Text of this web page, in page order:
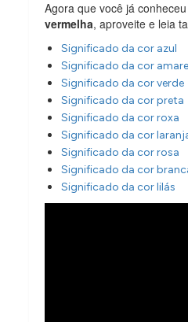
Agora que você já
vermelha, aproveite e leia
Significado da cor azul
Significado da cor
Significado da cor verde
Significado da cor preta
Significado da cor roxa
Significado da cor
Significado da cor rosa
Significado da cor
Significado da cor lilás